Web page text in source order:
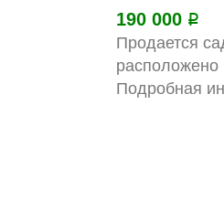
190 000 Р
Продается
расположено